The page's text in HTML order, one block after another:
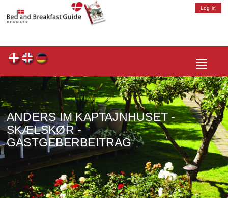
Log in
Toggle
ANDERS IM KAPTAJNHUSET -
SKÆLSKØR -
GASTGEBERBEITRAG